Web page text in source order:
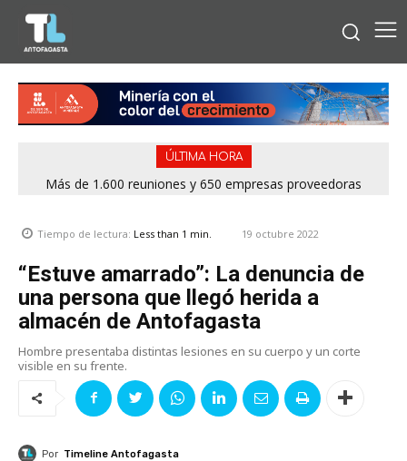
ÚLTIMA HORA
Más de 1.600 reuniones y 650 empresas proveedoras
Tiempo de lectura: Less than 1 min. 19 octubre 2022
“Estuve amarrado”: La denuncia de
una persona que llegó herida a
almacén de Antofagasta
Hombre presentaba distintas lesiones en su cuerpo y un corte
visible en su frente.
Por Timeline Antofagasta